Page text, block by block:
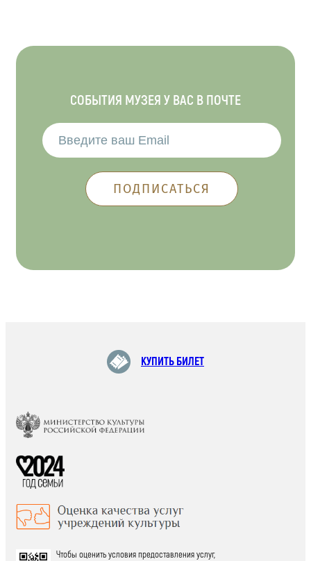
СОБЫТИЯ МУЗЕЯ У ВАС В ПОЧТЕ
КУПИТЬ БИЛЕТ
Чтобы оценить условия предоставления услуг,